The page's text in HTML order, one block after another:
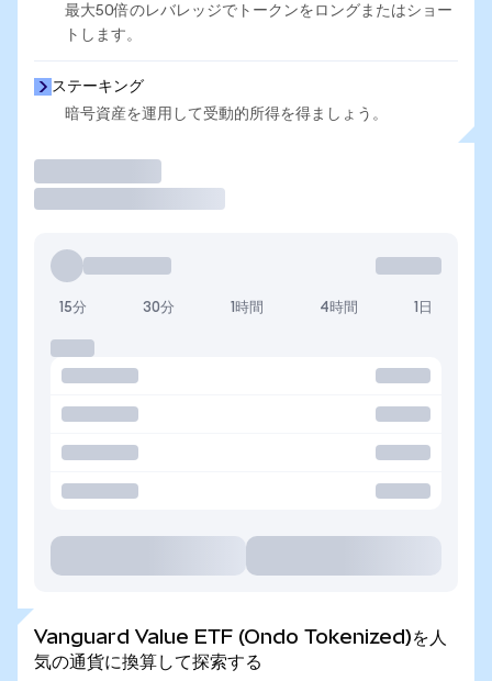
最大50倍のレバレッジでトークンをロングまたはショー
トします。
ステーキング
暗号資産を運用して受動的所得を得ましょう。
15分 30分 1時間 4時間 1日
Vanguard Value ETF (Ondo Tokenized)を人
気の通貨に換算して探索する